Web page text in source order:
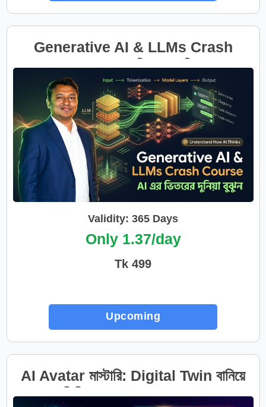
Generative AI & LLMs Crash
Course: AI এর ভিতরের দুনিয়া বুঝুন
Validity: 365 Days
Only 1.37/day
Tk 499
Upcoming
AI Avatar মাস্টারি: Digital Twin বানিয়ে
ভিডিও ও Branding করুন